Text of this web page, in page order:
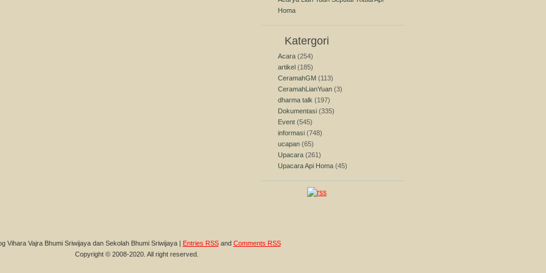
Homa
Katergori
Acara (254)
artikel (185)
CeramahGM (113)
CeramahLianYuan (3)
dharma talk (197)
Dokumentasi (335)
Event (545)
informasi (748)
ucapan (65)
Upacara (261)
Upacara Api Homa (45)
Vihara Vajra Bhumi Sriwijaya dan Sekolah Bhumi Sriwijaya | Entries RSSand Comments RSS
Copyright © 2008-2020. All right reserved.